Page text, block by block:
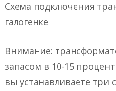
Схема подключения
галогенке
Внимание:
запасом в 10-15
вы устанавливаете три